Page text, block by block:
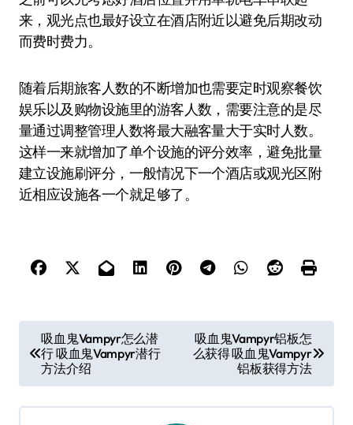
来，观光点也最好设立在酒店附近以避免后期改动
而费时费力。
随着后期旅客人数的不断增加也需要定时观察餐饮
娱乐以及购物设施里的游客人数，需要注意的是尽
量通过调整管理人数将最大融客量大于实时人数。
这样一来就增加了单个设施的评分效率，避免批量
建立设施刷评分，一般情况下一个酒店或观光区附
近相应设施各一个就足够了。
章
导
航
吸血鬼Vampyr怎么潜
行 吸血鬼Vampyr潜行
方法介绍
吸血鬼Vampyr铝板怎
么获得 吸血鬼Vampyr
铝板获得方法